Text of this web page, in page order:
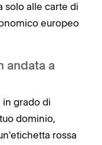
solo alle carte di
europeo
andata a
in grado di
dominio,
rossa